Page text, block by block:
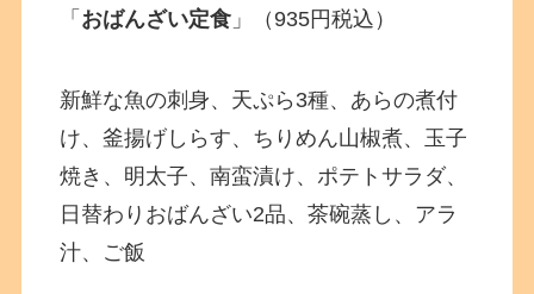
「 おばんざい定食 」（935円税込）
新鮮な魚の刺身、天ぷら3種、あらの煮付
け、釜揚げしらす、ちりめん山椒煮、玉子
焼き、明太子、南蛮漬け、ポテトサラダ、
日替わりおばんざい2品、茶碗蒸し、アラ
汁、ご飯